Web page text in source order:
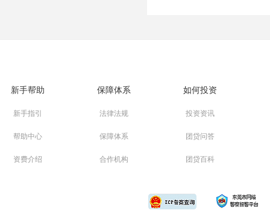
新手帮助
新手指引
帮助中心
资费介绍
保障体系
法律法规
保障体系
合作机构
如何投资
投资资讯
团贷问答
团贷百科